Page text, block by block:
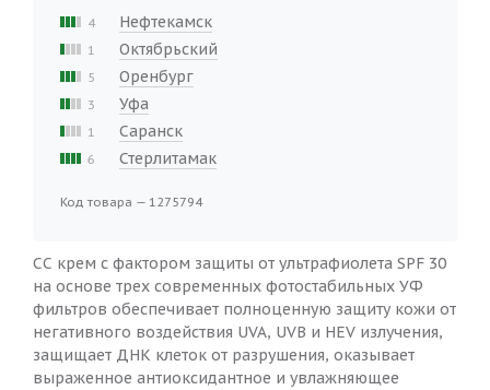
СС крем с фактором защиты от ультрафиолета SPF 30
на основе трех современных фотостабильных УФ
фильтров обеспечивает полноценную защиту кожи от
негативного воздействия UVA, UVB и HEV излучения,
защищает ДНК клеток от разрушения, оказывает
выраженное антиоксидантное и увлажняющее
4 Нефтекамск
1 Октябрьский
5 Оренбург
3 Уфа
1 Саранск
6 Стерлитамак
Код товара — 1275794